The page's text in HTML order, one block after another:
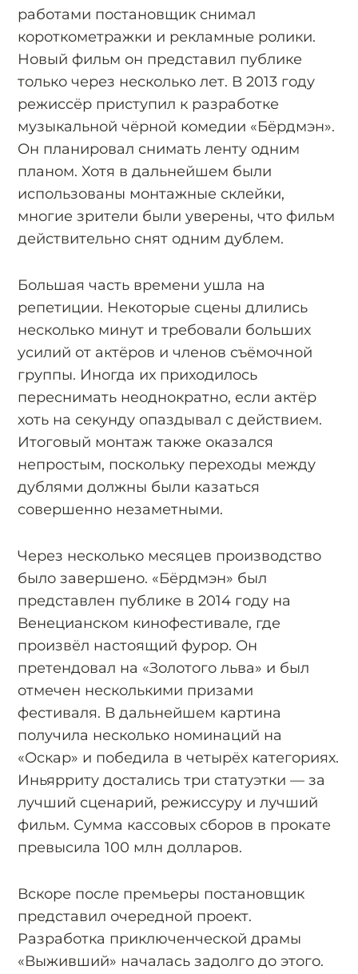
работами постановщик снимал
короткометражки и рекламные ролики.
Новый фильм он представил публике
только через несколько лет. В 2013 году
режиссёр приступил к разработке
музыкальной чёрной комедии «Бёрдмэн».
Он планировал снимать ленту одним
планом. Хотя в дальнейшем были
использованы монтажные склейки,
многие зрители были уверены, что фильм
действительно снят одним дублем.
Большая часть времени ушла на
репетиции. Некоторые сцены длились
несколько минут и требовали больших
усилий от актёров и членов съёмочной
группы. Иногда их приходилось
переснимать неоднократно, если актёр
хоть на секунду опаздывал с действием.
Итоговый монтаж также оказался
непростым, поскольку переходы между
дублями должны были казаться
совершенно незаметными.
Через несколько месяцев производство
было завершено. «Бёрдмэн» был
представлен публике в 2014 году на
Венецианском кинофестивале, где
произвёл настоящий фурор. Он
претендовал на «Золотого льва» и был
отмечен несколькими призами
фестиваля. В дальнейшем картина
получила несколько номинаций на
«Оскар» и победила в четырёх категориях.
Иньярриту достались три статуэтки — за
лучший сценарий, режиссуру и лучший
фильм. Сумма кассовых сборов в прокате
превысила 100 млн долларов.
Вскоре после премьеры постановщик
представил очередной проект.
Разработка приключенческой драмы
«Выживший» началась задолго до этого.